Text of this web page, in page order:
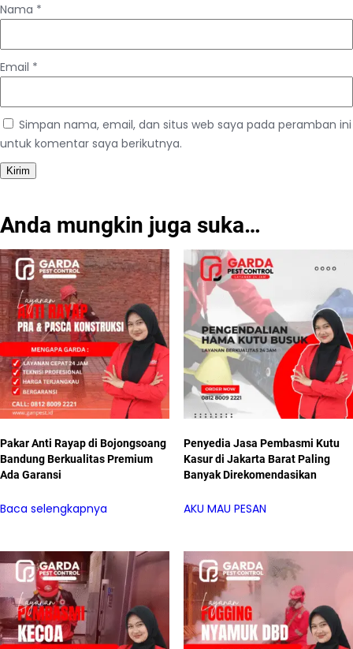
Nama *
Email *
Simpan nama, email, dan situs web saya pada peramban ini
untuk komentar saya berikutnya.
Anda mungkin juga suka…
Pakar Anti Rayap di Bojongsoang
Bandung Berkualitas Premium
Ada Garansi
Baca selengkapnya
Penyedia Jasa Pembasmi Kutu
Kasur di Jakarta Barat Paling
Banyak Direkomendasikan
AKU MAU PESAN